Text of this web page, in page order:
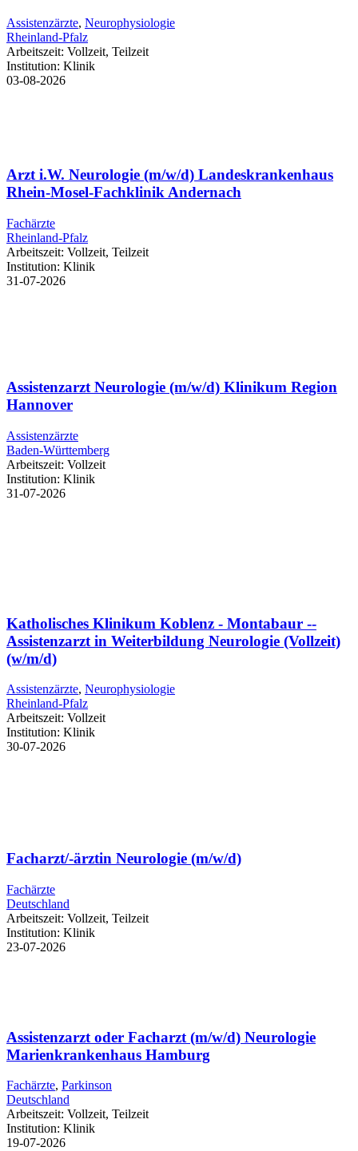
Assistenzärzte, Neurophysiologie
Rheinland-Pfalz
Arbeitszeit: Vollzeit, Teilzeit
Institution: Klinik
03-08-2026
Arzt i.W. Neurologie (m/w/d) Landeskrankenhaus
Rhein-Mosel-Fachklinik Andernach
Fachärzte
Rheinland-Pfalz
Arbeitszeit: Vollzeit, Teilzeit
Institution: Klinik
31-07-2026
Assistenzarzt Neurologie (m/w/d) Klinikum Region
Hannover
Assistenzärzte
Baden-Württemberg
Arbeitszeit: Vollzeit
Institution: Klinik
31-07-2026
Katholisches Klinikum Koblenz - Montabaur --
Assistenzarzt in Weiterbildung Neurologie (Vollzeit)
(w/m/d)
Assistenzärzte, Neurophysiologie
Rheinland-Pfalz
Arbeitszeit: Vollzeit
Institution: Klinik
30-07-2026
Facharzt/-ärztin Neurologie (m/w/d)
Fachärzte
Deutschland
Arbeitszeit: Vollzeit, Teilzeit
Institution: Klinik
23-07-2026
Assistenzarzt oder Facharzt (m/w/d) Neurologie
Marienkrankenhaus Hamburg
Fachärzte, Parkinson
Deutschland
Arbeitszeit: Vollzeit, Teilzeit
Institution: Klinik
19-07-2026